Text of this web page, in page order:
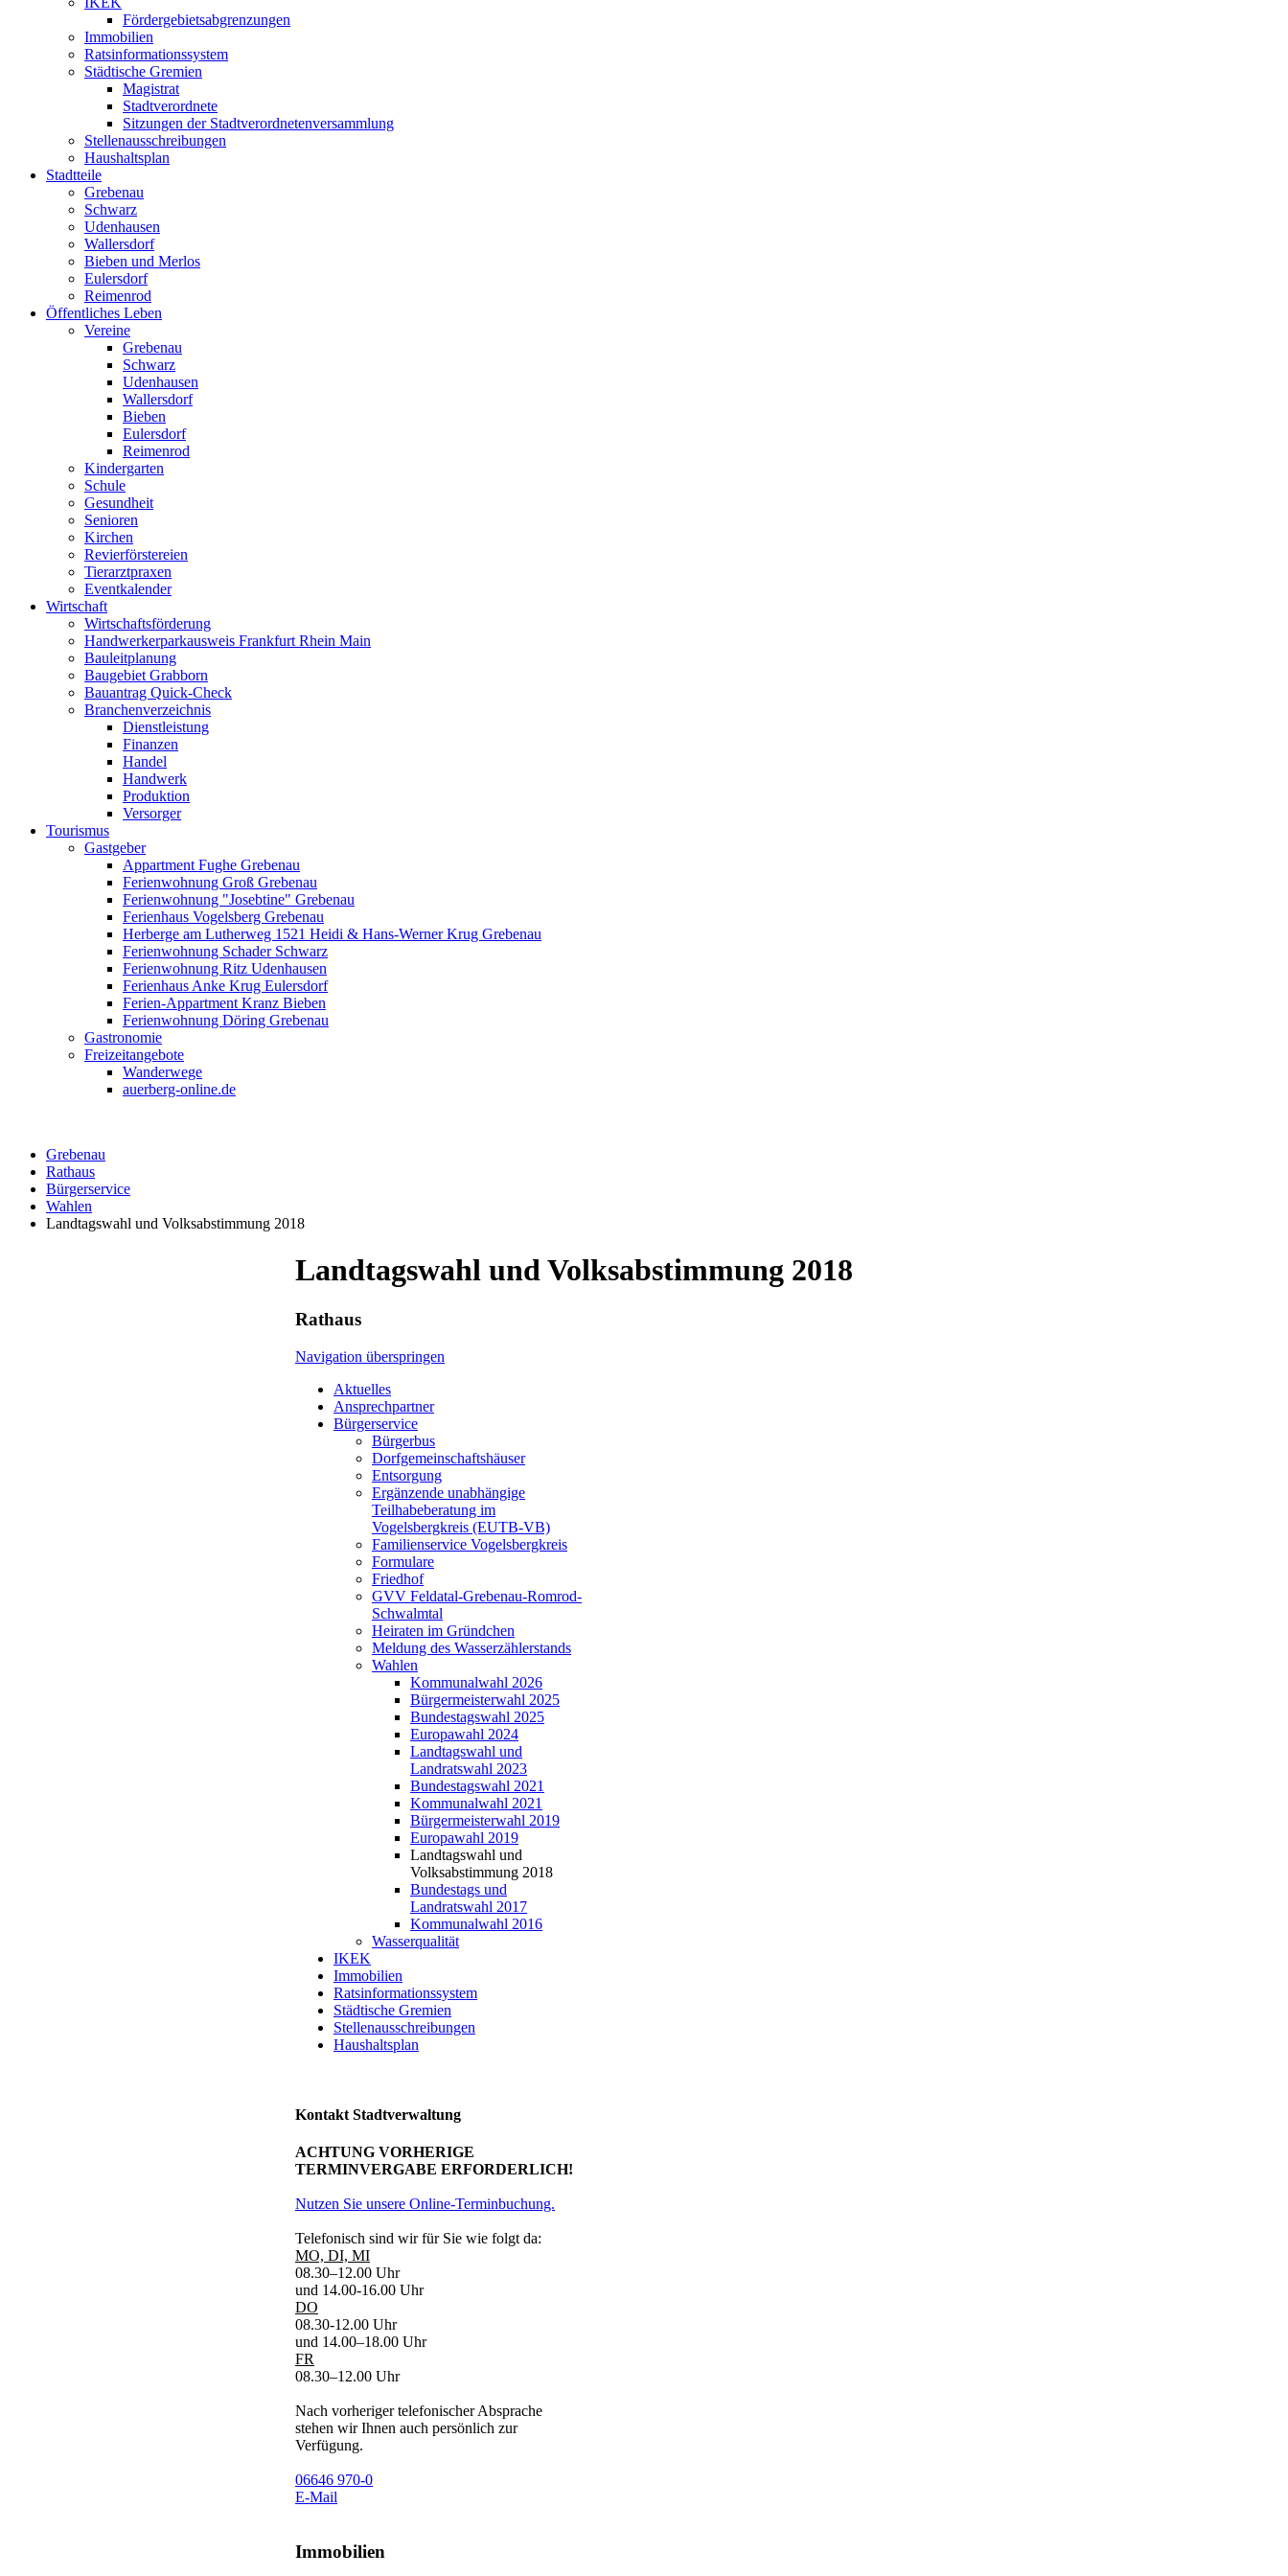
Fördergebietsabgrenzungen
Immobilien
Ratsinformationssystem
Städtische Gremien
Magistrat
Stadtverordnete
Sitzungen der Stadtverordnetenversammlung
Stellenausschreibungen
Haushaltsplan
Stadtteile
Grebenau
Schwarz
Udenhausen
Wallersdorf
Bieben und Merlos
Eulersdorf
Reimenrod
Öffentliches Leben
Vereine
Grebenau
Schwarz
Udenhausen
Wallersdorf
Bieben
Eulersdorf
Reimenrod
Kindergarten
Schule
Gesundheit
Senioren
Kirchen
Revierförstereien
Tierarztpraxen
Eventkalender
Wirtschaft
Wirtschaftsförderung
Handwerkerparkausweis Frankfurt Rhein Main
Bauleitplanung
Baugebiet Grabborn
Bauantrag Quick-Check
Branchenverzeichnis
Dienstleistung
Finanzen
Handel
Handwerk
Produktion
Versorger
Tourismus
Gastgeber
Appartment Fughe Grebenau
Ferienwohnung Groß Grebenau
Ferienwohnung "Josebtine" Grebenau
Ferienhaus Vogelsberg Grebenau
Herberge am Lutherweg 1521 Heidi & Hans-Werner Krug Grebenau
Ferienwohnung Schader Schwarz
Ferienwohnung Ritz Udenhausen
Ferienhaus Anke Krug Eulersdorf
Ferien-Appartment Kranz Bieben
Ferienwohnung Döring Grebenau
Gastronomie
Freizeitangebote
Wanderwege
auerberg-online.de
Grebenau
Rathaus
Bürgerservice
Wahlen
Landtagswahl und Volksabstimmung 2018
Landtagswahl und Volksabstimmung 2018
Rathaus
Navigation überspringen
Aktuelles
Ansprechpartner
Bürgerservice
Bürgerbus
Dorfgemeinschaftshäuser
Entsorgung
Ergänzende unabhängige
Teilhabeberatung im
Vogelsbergkreis (EUTB-VB)
Familienservice Vogelsbergkreis
Formulare
Friedhof
GVV Feldatal-Grebenau-Romrod-
Schwalmtal
Heiraten im Gründchen
Meldung des Wasserzählerstands
Wahlen
Kommunalwahl 2026
Bürgermeisterwahl 2025
Bundestagswahl 2025
Europawahl 2024
Landtagswahl und
Landratswahl 2023
Bundestagswahl 2021
Kommunalwahl 2021
Bürgermeisterwahl 2019
Europawahl 2019
Landtagswahl und
Volksabstimmung 2018
Bundestags und
Landratswahl 2017
Kommunalwahl 2016
Wasserqualität
IKEK
Immobilien
Ratsinformationssystem
Städtische Gremien
Stellenausschreibungen
Haushaltsplan
Kontakt Stadtverwaltung
ACHTUNG VORHERIGE
TERMINVERGABE ERFORDERLICH!
Nutzen Sie unsere Online-Terminbuchung.
Telefonisch sind wir für Sie wie folgt da:
MO, DI, MI
08.30–12.00 Uhr
und 14.00-16.00 Uhr
DO
08.30-12.00 Uhr
und 14.00–18.00 Uhr
FR
08.30–12.00 Uhr
Nach vorheriger telefonischer Absprache
stehen wir Ihnen auch persönlich zur
Verfügung.
06646 970-0
E-Mail
Immobilien